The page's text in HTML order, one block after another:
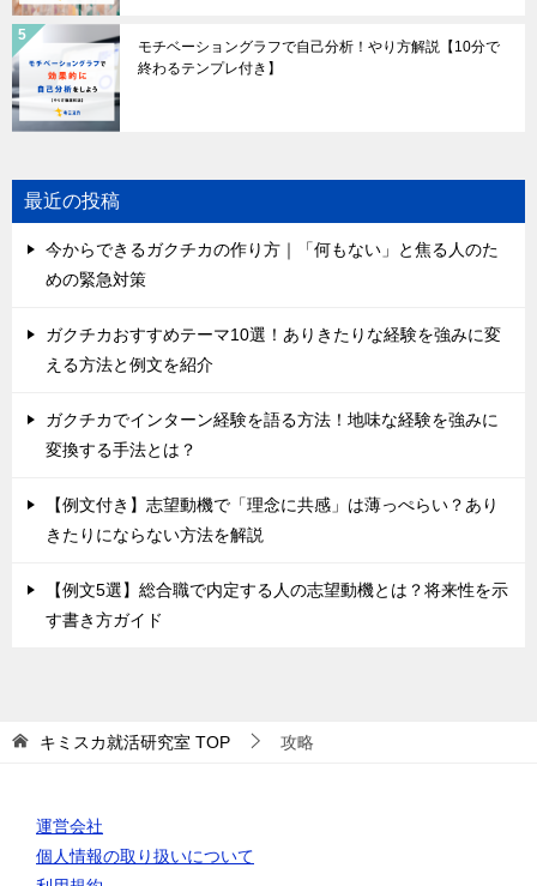
モチベーショングラフで自己分析！やり方解説【10分で
終わるテンプレ付き】
最近の投稿
今からできるガクチカの作り方｜「何もない」と焦る人のた
めの緊急対策
ガクチカおすすめテーマ10選！ありきたりな経験を強みに変
える方法と例文を紹介
ガクチカでインターン経験を語る方法！地味な経験を強みに
変換する手法とは？
【例文付き】志望動機で「理念に共感」は薄っぺらい？あり
きたりにならない方法を解説
【例文5選】総合職で内定する人の志望動機とは？将来性を示
す書き方ガイド
キミスカ就活研究室 TOP 攻略
運営会社
個人情報の取り扱いについて